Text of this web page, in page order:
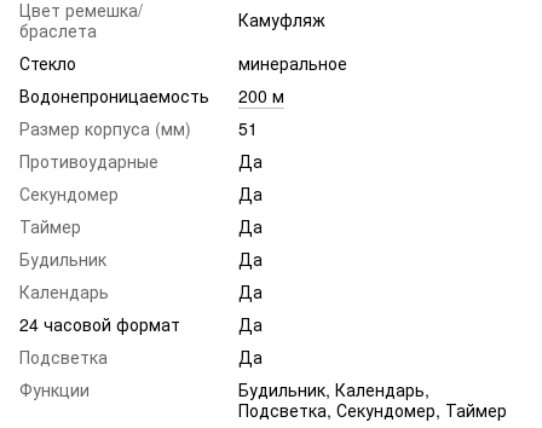
Цвет ремешка/
браслета
Камуфляж
Стекло
минеральное
Водонепроницаемость
200 м
Размер корпуса (мм)
51
Противоударные
Да
Секундомер
Да
Таймер
Да
Будильник
Да
Календарь
Да
24 часовой формат
Да
Подсветка
Да
Функции
Будильник, Календарь,
Подсветка, Секундомер, Таймер